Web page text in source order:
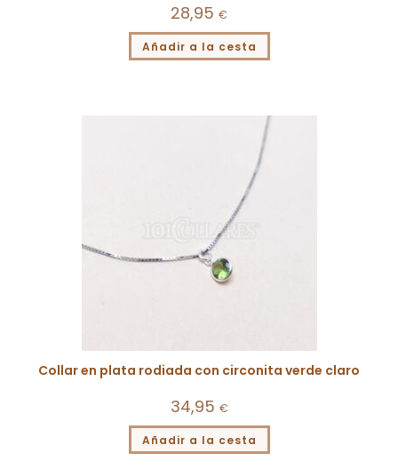
28,95 €
Añadir a la cesta
Collar en plata rodiada con circonita verde claro
34,95 €
Añadir a la cesta